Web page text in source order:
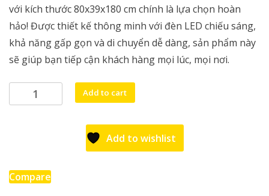
với kích thước 80x39x180 cm chính là lựa chọn hoàn
hảo! Được thiết kế thông minh với đèn LED chiếu sáng,
khả năng gấp gọn và di chuyển dễ dàng, sản phẩm này
sẽ giúp bạn tiếp cận khách hàng mọi lúc, mọi nơi.
Đẩy
Đa
Add to cart
Add to wishlist
Compare